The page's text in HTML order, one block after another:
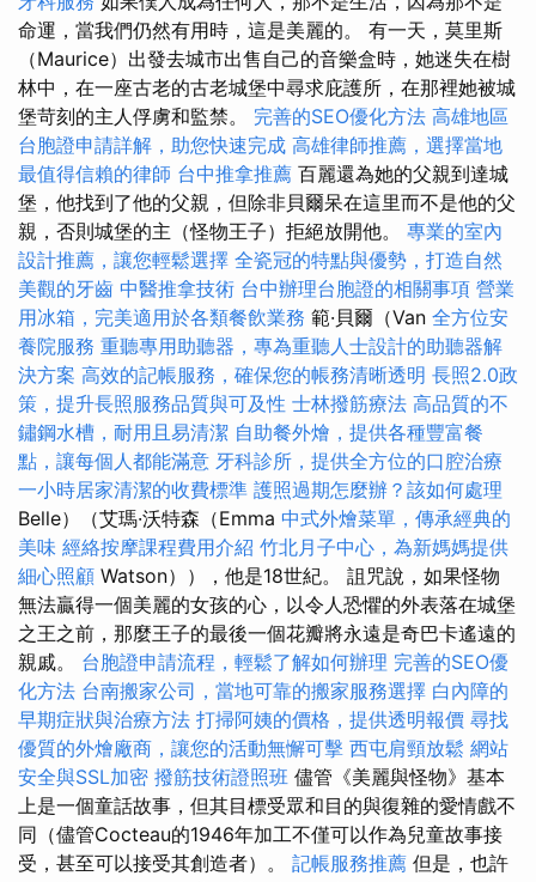
命運，當我們仍然有用時，這是美麗的。 有一天，莫里斯
（Maurice）出發去城市出售自己的音樂盒時，她迷失在樹
林中，在一座古老的古老城堡中尋求庇護所，在那裡她被城
堡苛刻的主人俘虜和監禁。 完善的SEO優化方法 高雄地區
台胞證申請詳解，助您快速完成 高雄律師推薦，選擇當地
最值得信賴的律師 台中推拿推薦 百麗還為她的父親到達城
堡，他找到了他的父親，但除非貝爾呆在這里而不是他的父
親，否則城堡的主（怪物王子）拒絕放開他。 專業的室內
設計推薦，讓您輕鬆選擇 全瓷冠的特點與優勢，打造自然
美觀的牙齒 中醫推拿技術 台中辦理台胞證的相關事項 營業
用冰箱，完美適用於各類餐飲業務 範·貝爾（Van 全方位安
養院服務 重聽專用助聽器，專為重聽人士設計的助聽器解
決方案 高效的記帳服務，確保您的帳務清晰透明 長照2.0政
策，提升長照服務品質與可及性 士林撥筋療法 高品質的不
鏽鋼水槽，耐用且易清潔 自助餐外燴，提供各種豐富餐
點，讓每個人都能滿意 牙科診所，提供全方位的口腔治療
一小時居家清潔的收費標準 護照過期怎麼辦？該如何處理
Belle）（艾瑪·沃特森（Emma 中式外燴菜單，傳承經典的
美味 經絡按摩課程費用介紹 竹北月子中心，為新媽媽提供
細心照顧 Watson）），他是18世紀。 詛咒說，如果怪物
無法贏得一個美麗的女孩的心，以令人恐懼的外表落在城堡
之王之前，那麼王子的最後一個花瓣將永遠是奇巴卡遙遠的
親戚。 台胞證申請流程，輕鬆了解如何辦理 完善的SEO優
化方法 台南搬家公司，當地可靠的搬家服務選擇 白內障的
早期症狀與治療方法 打掃阿姨的價格，提供透明報價 尋找
優質的外燴廠商，讓您的活動無懈可擊 西屯肩頸放鬆 網站
安全與SSL加密 撥筋技術證照班 儘管《美麗與怪物》基本
上是一個童話故事，但其目標受眾和目的與復雜的愛情戲不
同（儘管Cocteau的1946年加工不僅可以作為兒童故事接
受，甚至可以接受其創造者）。 記帳服務推薦 但是，也許